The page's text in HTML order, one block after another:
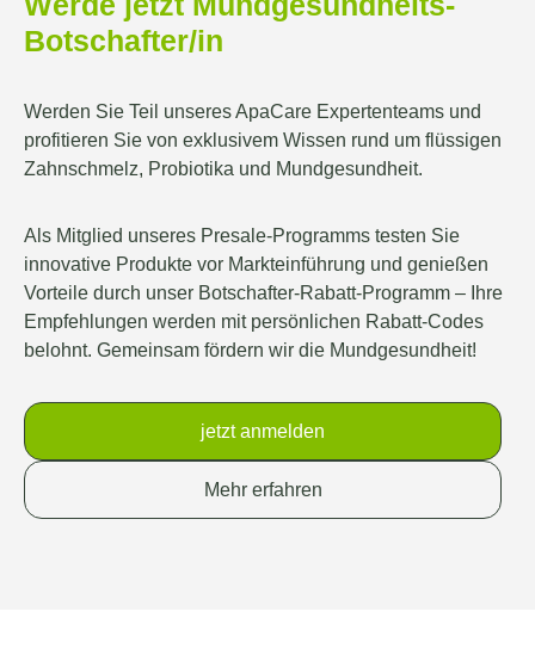
Botschafter/in
Werden Sie Teil unseres ApaCare Expertenteams und
profitieren Sie von exklusivem Wissen rund um flüssigen
Zahnschmelz, Probiotika und Mundgesundheit.
Als Mitglied unseres Presale-Programms testen Sie
innovative Produkte vor Markteinführung und genießen
Vorteile durch unser Botschafter-Rabatt-Programm – Ihre
Empfehlungen werden mit persönlichen Rabatt-Codes
belohnt. Gemeinsam fördern wir die Mundgesundheit!
jetzt anmelden
Mehr erfahren